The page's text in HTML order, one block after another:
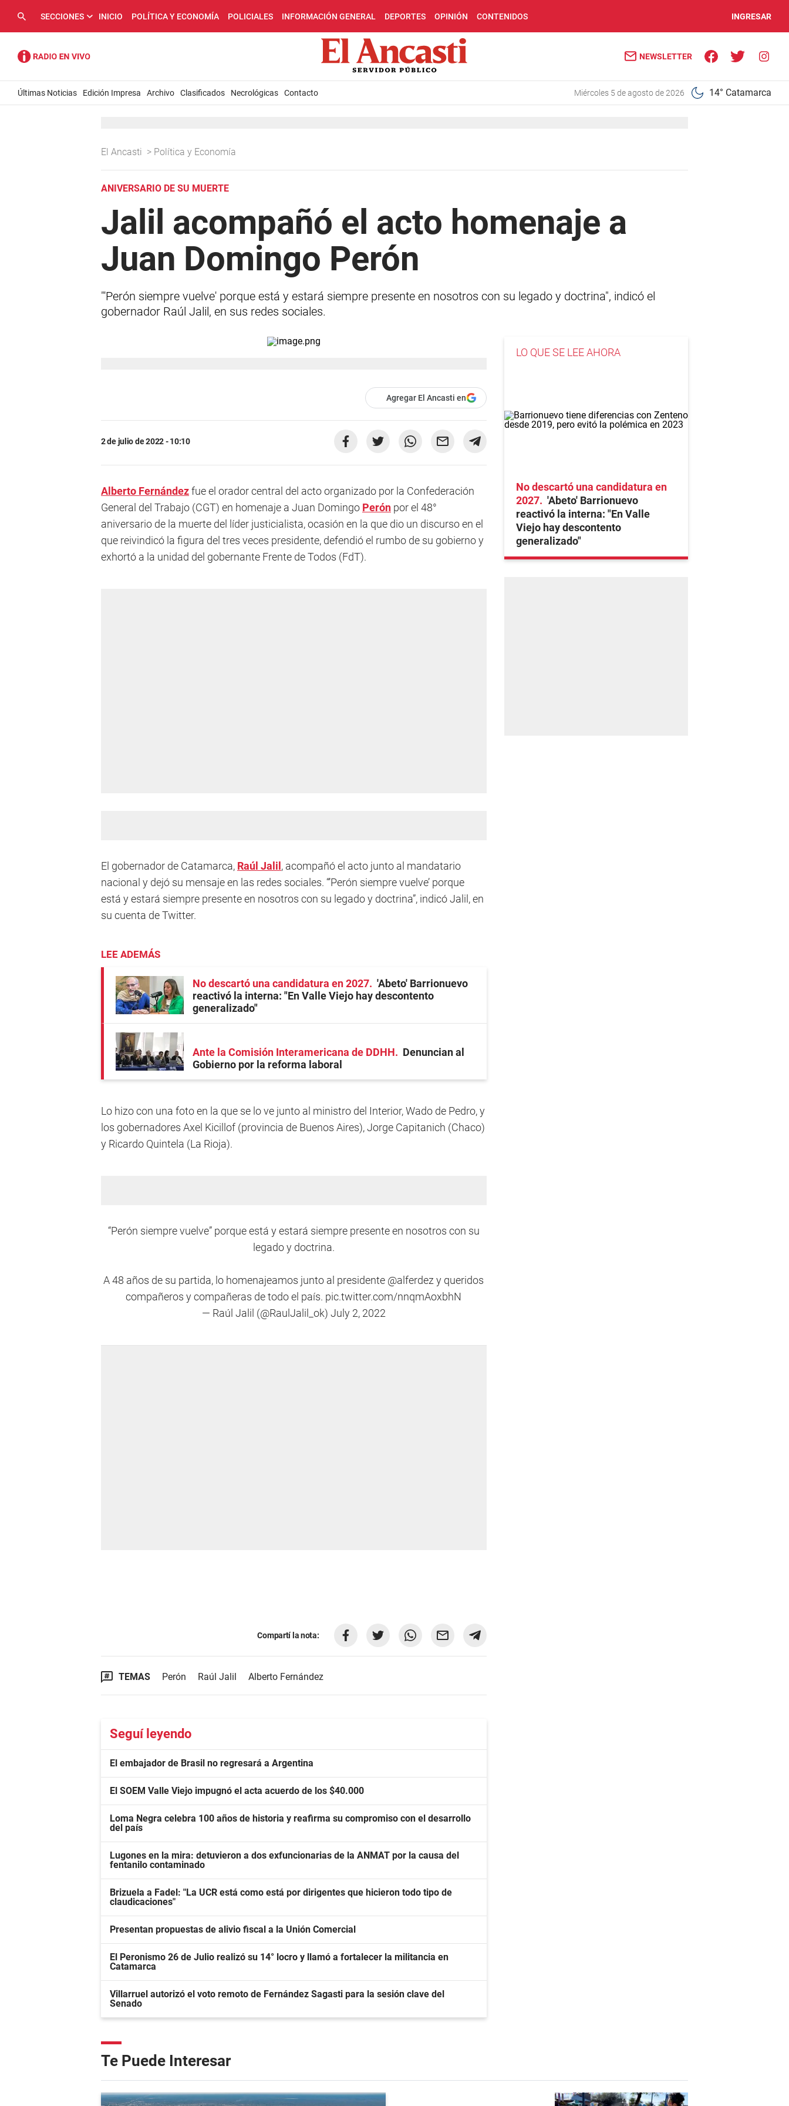
SECCIONES INICIO POLÍTICA Y ECONOMÍA POLICIALES INFORMACIÓN GENERAL DEPORTES OPINIÓN CONTENIDOS INGRESAR
NEWSLETTER
Últimas Noticias Edición Impresa Archivo Clasificados Necrológicas Contacto miércoles 5 de agosto de 2026 14° Catamarca
El Ancasti > Política y Economía
ANIVERSARIO DE SU MUERTE
Jalil acompañó el acto homenaje a
Juan Domingo Perón
"'Perón siempre vuelve' porque está y estará siempre presente en nosotros con su legado y doctrina", indicó el
gobernador Raúl Jalil, en sus redes sociales.
Agregar El Ancasti en
2 de julio de 2022 - 10:10
Alberto Fernándezfue el orador central del acto organizado por la Confederación
General del Trabajo (CGT) en homenaje a Juan Domingo Perón por el 48°
aniversario de la muerte del líder justicialista, ocasión en la que dio un discurso en el
que reivindicó la figura del tres veces presidente, defendió el rumbo de su gobierno y
exhortó a la unidad del gobernante Frente de Todos (FdT).
El gobernador de Catamarca, Raúl Jalil, acompañó el acto junto al mandatario
nacional y dejó su mensaje en las redes sociales. “’Perón siempre vuelve’ porque
está y estará siempre presente en nosotros con su legado y doctrina”, indicó Jalil, en
su cuenta de Twitter.
LEE ADEMÁS
No descartó una candidatura en 2027
'Abeto' Barrionuevo
reactivó la interna: "En Valle Viejo hay descontento
generalizado"
Ante la Comisión Interamericana de DDHH
Denuncian al
Gobierno por la reforma laboral
Lo hizo con una foto en la que se lo ve junto al ministro del Interior, Wado de Pedro, y
los gobernadores Axel Kicillof (provincia de Buenos Aires), Jorge Capitanich (Chaco)
y Ricardo Quintela (La Rioja).
“Perón siempre vuelve” porque está y estará siempre presente en nosotros con su
legado y doctrina.
A 48 años de su partida, lo homenajeamos junto al presidente @alferdez y queridos
compañeros y compañeras de todo el país. pic.twitter.com/nnqmAoxbhN
— Raúl Jalil (@RaulJalil_ok) July 2, 2022
Compartí la nota:
TEMAS Perón Raúl Jalil Alberto Fernández
Seguí leyendo
El embajador de Brasil no regresará a Argentina
El SOEM Valle Viejo impugnó el acta acuerdo de los $40.000
Loma Negra celebra 100 años de historia y reafirma su compromiso con el desarrollo
del país
Lugones en la mira: detuvieron a dos exfuncionarias de la ANMAT por la causa del
fentanilo contaminado
Brizuela a Fadel: "La UCR está como está por dirigentes que hicieron todo tipo de
claudicaciones"
Presentan propuestas de alivio fiscal a la Unión Comercial
El Peronismo 26 de Julio realizó su 14° locro y llamó a fortalecer la militancia en
Catamarca
Villarruel autorizó el voto remoto de Fernández Sagasti para la sesión clave del
Senado
LO QUE SE LEE AHORA
No descartó una candidatura en
2027
'Abeto' Barrionuevo
reactivó la interna: "En Valle
Viejo hay descontento
generalizado"
Te Puede Interesar